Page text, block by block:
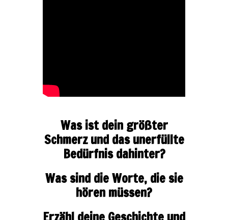
Was ist dein größter
Schmerz und das unerfüllte
Bedürfnis dahinter?
Was sind die Worte, die sie
hören müssen?